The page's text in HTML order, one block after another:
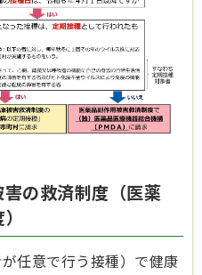
の救済制度（医薬
任意で行う接種）で健康